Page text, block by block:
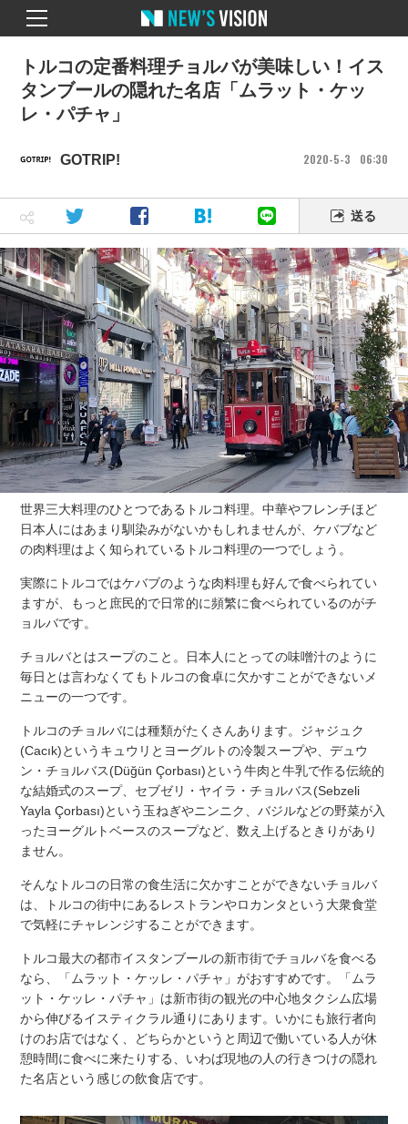
GOTRIP! 2020 5 3 06 30
トルコの定番料理チョルバが美味しい！イス
タンブールの隠れた名店「ムラット・ケッ
レ・パチャ」
送る
世界三大料理のひとつであるトルコ料理。中華やフレンチほど
日本人にはあまり馴染みがないかもしれませんが、ケバブなど
の肉料理はよく知られているトルコ料理の一つでしょう。
実際にトルコではケバブのような肉料理も好んで食べられてい
ますが、もっと庶民的で日常的に頻繁に食べられているのがチ
ョルバです。
チョルバとはスープのこと。日本人にとっての味噌汁のように
毎日とは言わなくてもトルコの食卓に欠かすことができないメ
ニューの一つです。
トルコのチョルバには種類がたくさんあります。ジャジュク
(Cacık)というキュウリとヨーグルトの冷製スープや、デュウ
ン・チョルバス(Düğün Çorbası)という牛肉と牛乳で作る伝統的
な結婚式のスープ、セブゼリ・ヤイラ・チョルバス(Sebzeli
Yayla Çorbası)という玉ねぎやニンニク、バジルなどの野菜が入
ったヨーグルトベースのスープなど、数え上げるときりがあり
ません。
そんなトルコの日常の食生活に欠かすことができないチョルバ
は、トルコの街中にあるレストランやロカンタという大衆食堂
で気軽にチャレンジすることができます。
トルコ最大の都市イスタンブールの新市街でチョルバを食べる
なら、「ムラット・ケッレ・パチャ」がおすすめです。「ムラ
ット・ケッレ・パチャ」は新市街の観光の中心地タクシム広場
から伸びるイスティクラル通りにあります。いかにも旅行者向
けのお店ではなく、どちらかというと周辺で働いている人が休
憩時間に食べに来たりする、いわば現地の人の行きつけの隠れ
た名店という感じの飲食店です。